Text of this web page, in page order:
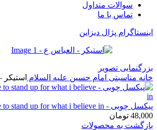
سوالات متداول
تماس با ما
اینستاگرام پژال دیزاین
بزرگنمایی تصویر
خانه مناسبتی امام حسین علیه السلام
پیکسل چوبی - Hussain inspires me to stand up for what i believe in
48,000 تومان
بازگشت به محصولات